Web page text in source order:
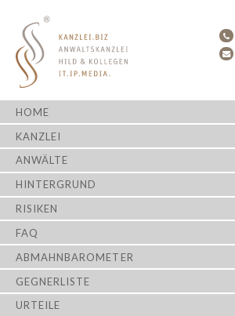
HOME
KANZLEI
ANWÄLTE
HINTERGRUND
RISIKEN
FAQ
ABMAHNBAROMETER
GEGNERLISTE
URTEILE